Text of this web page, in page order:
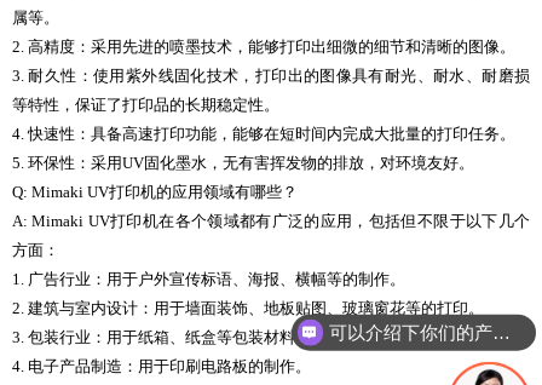
属等。
2. 高精度：采用先进的喷墨技术，能够打印出细微的细节和清晰的图像。
3. 耐久性：使用紫外线固化技术，打印出的图像具有耐光、耐水、耐磨损
等特性，保证了打印品的长期稳定性。
4. 快速性：具备高速打印功能，能够在短时间内完成大批量的打印任务。
5. 环保性：采用UV固化墨水，无有害挥发物的排放，对环境友好。
Q: Mimaki UV打印机的应用领域有哪些？
A: Mimaki UV打印机在各个领域都有广泛的应用，包括但不限于以下几个
方面：
1. 广告行业：用于户外宣传标语、海报、横幅等的制作。
2. 建筑与室内设计：用于墙面装饰、地板贴图、玻璃窗花等的打印。
3. 包装行业：用于纸箱、纸盒等包装材料的印刷。
4. 电子产品制造：用于印刷电路板的制作。
可以介绍下你们的产品么